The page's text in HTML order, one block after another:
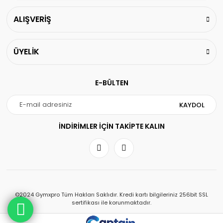
ALIŞVERİŞ
ÜYELİK
E-BÜLTEN
KAYDOL
İNDİRİMLER İÇİN TAKİPTE KALIN
©2024 Gymxpro Tüm Hakları Saklıdır. Kredi kartı bilgileriniz 256bit SSL
sertifikası ile korunmaktadır.